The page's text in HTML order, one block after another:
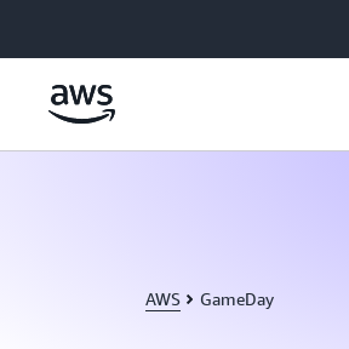
AWS GameDay